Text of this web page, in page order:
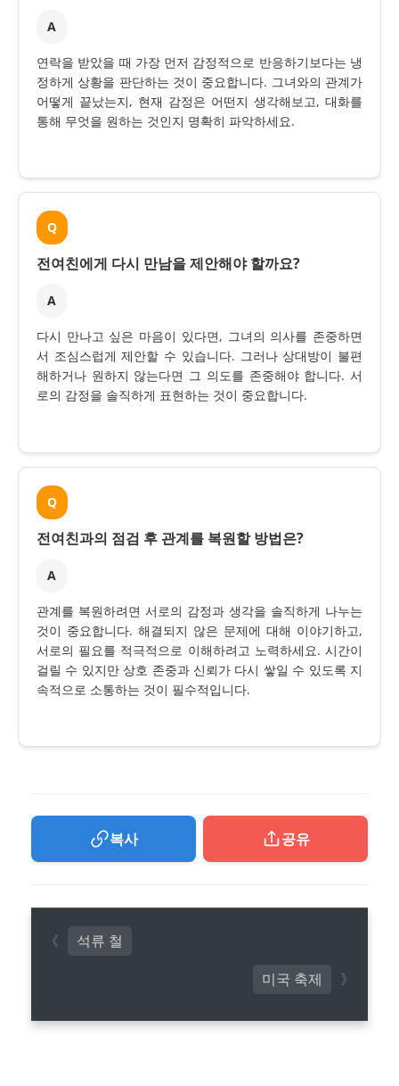
A
연락을 받았을 때 가장 먼저 감정적으로 반응하기보다는 냉
정하게 상황을 판단하는 것이 중요합니다. 그녀와의 관계가
어떻게 끝났는지, 현재 감정은 어떤지 생각해보고, 대화를
통해 무엇을 원하는 것인지 명확히 파악하세요.
Q
전여친에게 다시 만남을 제안해야 할까요?
A
다시 만나고 싶은 마음이 있다면, 그녀의 의사를 존중하면
서 조심스럽게 제안할 수 있습니다. 그러나 상대방이 불편
해하거나 원하지 않는다면 그 의도를 존중해야 합니다. 서
로의 감정을 솔직하게 표현하는 것이 중요합니다.
Q
전여친과의 점검 후 관계를 복원할 방법은?
A
관계를 복원하려면 서로의 감정과 생각을 솔직하게 나누는
것이 중요합니다. 해결되지 않은 문제에 대해 이야기하고,
서로의 필요를 적극적으로 이해하려고 노력하세요. 시간이
걸릴 수 있지만 상호 존중과 신뢰가 다시 쌓일 수 있도록 지
속적으로 소통하는 것이 필수적입니다.
복사 공유
미국 축제
석류 철